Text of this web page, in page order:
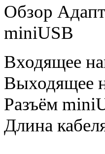
Обзор
miniUSB
Входящее
Выходящее
Разъём
Длина